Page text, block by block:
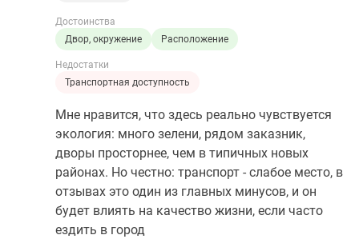
Достоинства
Двор, окружение
Расположение
Недостатки
Транспортная доступность
Мне нравится, что здесь реально чувствуется
экология: много зелени, рядом заказник,
дворы просторнее, чем в типичных новых
районах. Но честно: транспорт - слабое место, в
отзывах это один из главных минусов, и он
будет влиять на качество жизни, если часто
ездить в город